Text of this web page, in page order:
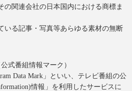
の関連会社の日本国内における商標ま
いる記事・写真等あらゆる素材の無断
式番組情報マーク）
Data Mark」といい、テレビ番組の公
情報」を利用したサービスに